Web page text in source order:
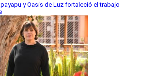
y Oasis de Luz fortaleció el trabajo